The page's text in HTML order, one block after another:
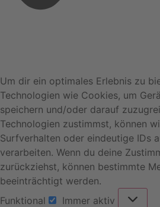
Um dir ein optimales Erlebnis zu
Technologien wie Cookies, um
speichern und/oder darauf
Technologien zustimmst, können
Surfverhalten oder eindeutige IDs
verarbeiten. Wenn du deine
zurückziehst, können bestimmte
beeinträchtigt werden.
Funktional
Immer aktiv